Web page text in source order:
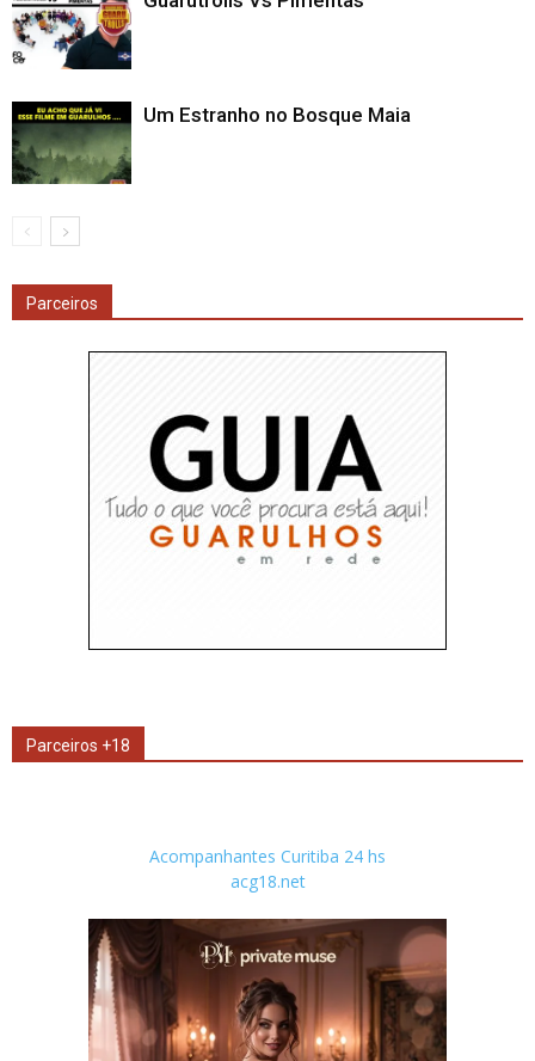
Um Estranho no Bosque Maia
Parceiros
Parceiros +18
Acompanhantes Curitiba 24 hs
acg18.net